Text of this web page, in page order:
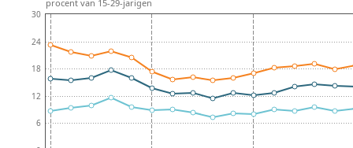
6
12
18
24
30
procent van 15-29-jarigen